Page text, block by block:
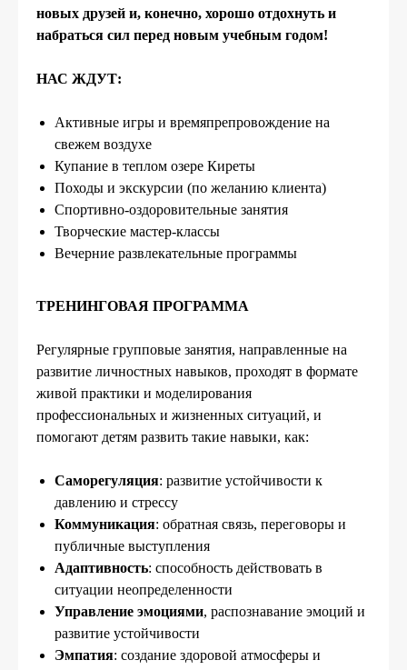
новых друзей и, конечно, хорошо отдохнуть и
набраться сил перед новым учебным годом!
НАС ЖДУТ:
Активные игры и времяпрепровождение на
свежем воздухе
Купание в теплом озере Киреты
Походы и экскурсии (по желанию клиента)
Спортивно-оздоровительные занятия
Творческие мастер-классы
Вечерние развлекательные программы
ТРЕНИНГОВАЯ ПРОГРАММА
Регулярные групповые занятия, направленные на
развитие личностных навыков, проходят в формате
живой практики и моделирования
профессиональных и жизненных ситуаций, и
помогают детям развить такие навыки, как:
Саморегуляция: развитие устойчивости к
давлению и стрессу
Коммуникация: обратная связь, переговоры и
публичные выступления
Адаптивность: cпособность действовать в
ситуации неопределенности
Управление эмоциями, распознавание эмоций и
развитие устойчивости
Эмпатия: создание здоровой атмосферы и